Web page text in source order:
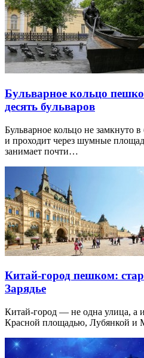
Бульварное кольцо
десять бульваров
Бульварное кольцо не замкнуто
и проходит через шумные
занимает почти…
Китай-город пешком:
Зарядье
Китай-город — не одна улица, а
Красной площадью, Лубянкой и